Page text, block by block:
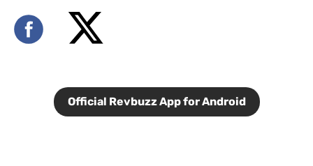
Official Revbuzz App for Android